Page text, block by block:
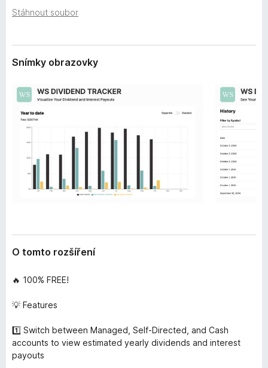
Stáhnout soubor
n
Snímky obrazovky
O tomto rozšíření
🔥 100% FREE!
💡 Features
1️⃣ Switch between Managed, Self-Directed, and Cash
accounts to view estimated yearly dividends and interest
payouts